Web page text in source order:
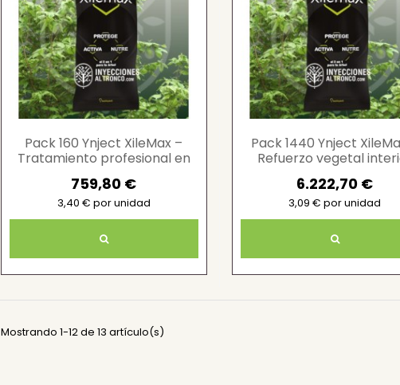
Pack 160 Ynject XileMax –
Tratamiento profesional en
árboles
759,80 €
3,40 € por unidad
Pack 1440 Ynject
Refuerzo vegetal
6.222,70 €
3,09 € por unidad
Mostrando 1-12 de 13 artículo(s)